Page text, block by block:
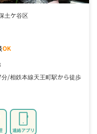
土ケ谷区
OK
分 相鉄本線天王町駅から徒歩
連絡アプリ